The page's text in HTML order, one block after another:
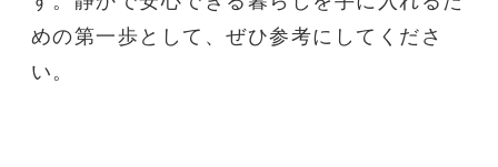
めの第一歩として、ぜひ参考にしてくださ
い。